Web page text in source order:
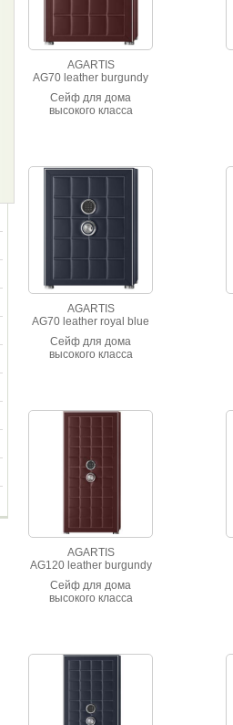
AGARTIS
AG70 leather burgundy
Сейф для дома
высокого класса
AGARTIS
AG70 leather royal blue
Сейф для дома
высокого класса
AGARTIS
AG120 leather burgundy
Сейф для дома
высокого класса